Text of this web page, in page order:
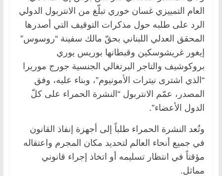
العام التمييزي غسان خوري تبلّغ من الانتربول الدولي
الرد على طلبه حول مذكرات التوقيف التي أصدرها
المحقق العدلي اللبناني بحقّ مالك سفينة “روسوس”
إيغور غريشوسكين وقبطانها بوريس يوري
بروكوشيف والتاجر البرتغالي الجنسية جورج موريرا
“الذي اشترى نيترات الأمونيوم”، وبناء عليه، وفق
المصدر، عمّم الانتربول “النشرة الحمراء على كلّ
الدول الأعضاء”.
وتُعد النشرة الحمراء طلباً إلى أجهزة إنفاذ القانون
في جميع أنحاء العالم لتحديد مكان المجرم واعتقاله
مؤقتاً في انتظار تسليمه أو اتخاذ إجراء قانوني
مماثل.